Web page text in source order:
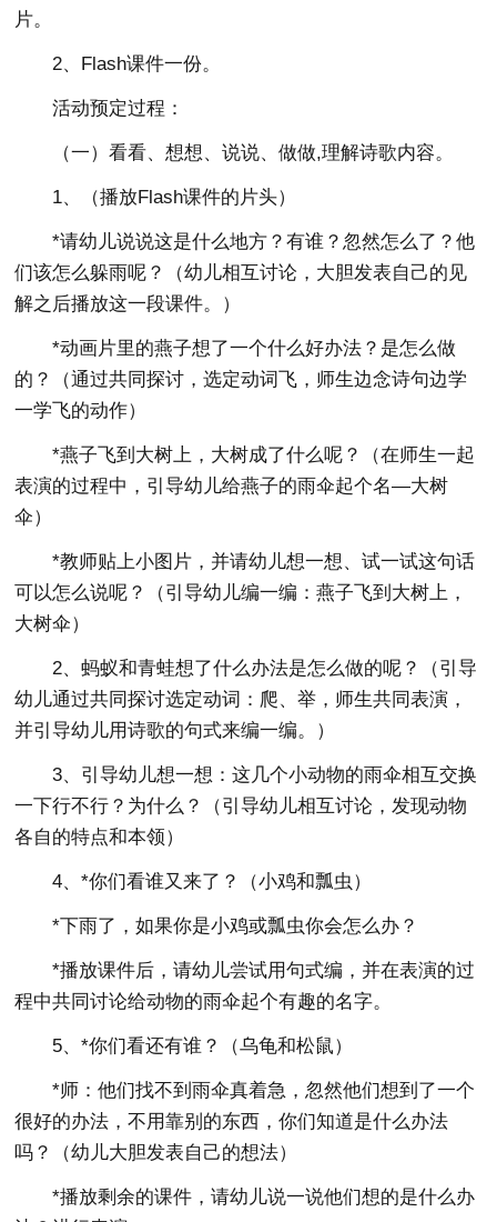
片。
2、Flash课件一份。
活动预定过程：
（一）看看、想想、说说、做做,理解诗歌内容。
1、（播放Flash课件的片头）
*请幼儿说说这是什么地方？有谁？忽然怎么了？他
们该怎么躲雨呢？（幼儿相互讨论，大胆发表自己的见
解之后播放这一段课件。）
*动画片里的燕子想了一个什么好办法？是怎么做
的？（通过共同探讨，选定动词飞，师生边念诗句边学
一学飞的动作）
*燕子飞到大树上，大树成了什么呢？（在师生一起
表演的过程中，引导幼儿给燕子的雨伞起个名—大树
伞）
*教师贴上小图片，并请幼儿想一想、试一试这句话
可以怎么说呢？（引导幼儿编一编：燕子飞到大树上，
大树伞）
2、蚂蚁和青蛙想了什么办法是怎么做的呢？（引导
幼儿通过共同探讨选定动词：爬、举，师生共同表演，
并引导幼儿用诗歌的句式来编一编。）
3、引导幼儿想一想：这几个小动物的雨伞相互交换
一下行不行？为什么？（引导幼儿相互讨论，发现动物
各自的特点和本领）
4、*你们看谁又来了？（小鸡和瓢虫）
*下雨了，如果你是小鸡或瓢虫你会怎么办？
*播放课件后，请幼儿尝试用句式编，并在表演的过
程中共同讨论给动物的雨伞起个有趣的名字。
5、*你们看还有谁？（乌龟和松鼠）
*师：他们找不到雨伞真着急，忽然他们想到了一个
很好的办法，不用靠别的东西，你们知道是什么办法
吗？（幼儿大胆发表自己的想法）
*播放剩余的课件，请幼儿说一说他们想的是什么办